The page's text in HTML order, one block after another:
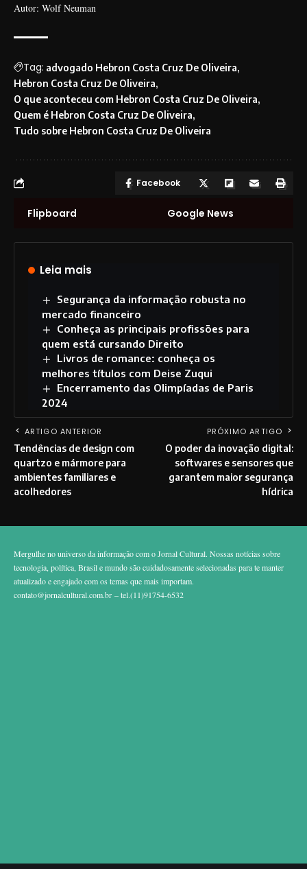
Autor: Wolf Neuman
Tag: advogado Hebron Costa Cruz De Oliveira
Hebron Costa Cruz De Oliveira
O que aconteceu com Hebron Costa Cruz De Oliveira
Quem é Hebron Costa Cruz De Oliveira
Tudo sobre Hebron Costa Cruz De Oliveira
Facebook
Flipboard Google News
Leia mais
Segurança da informação robusta no
mercado financeiro
Conheça as principais profissões para
quem está cursando Direito
Livros de romance: conheça os
melhores títulos com Deise Zuqui
Encerramento das Olimpíadas de Paris
2024
ARTIGO ANTERIOR
Tendências de design com
quartzo e mármore para
ambientes familiares e
acolhedores
PRÓXIMO ARTIGO
O poder da inovação digital:
softwares e sensores que
garantem maior segurança
hídrica
Mergulhe no universo da informação com o Jornal Cultural. Nossas notícias sobre
tecnologia, política, Brasil e mundo são cuidadosamente selecionadas para te manter
atualizado e engajado com os temas que mais importam.
contato@jornalcultural.com.br – tel.(11)91754-6532